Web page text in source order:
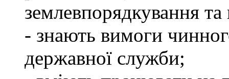
землевпорядкування та
- знають вимоги
державної служби;